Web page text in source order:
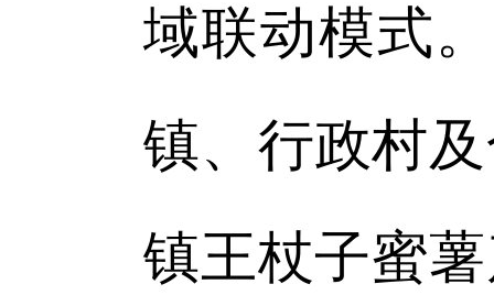
域联动模式
镇、行政村
镇王杖子蜜